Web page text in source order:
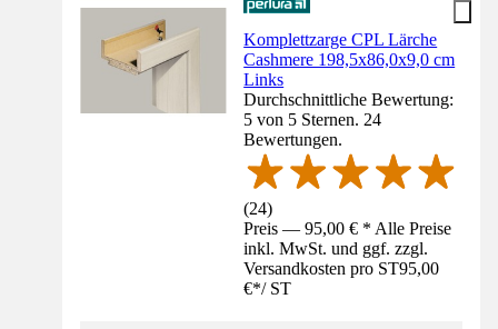
Komplettzarge CPL Lärche
Cashmere 198,5x86,0x9,0 cm
Links
Durchschnittliche Bewertung:
5 von 5 Sternen. 24
Bewertungen.
(24)
Preis — 95,00 € * Alle Preise
inkl. MwSt. und ggf. zzgl.
Versandkosten pro ST95,00
€*/ ST